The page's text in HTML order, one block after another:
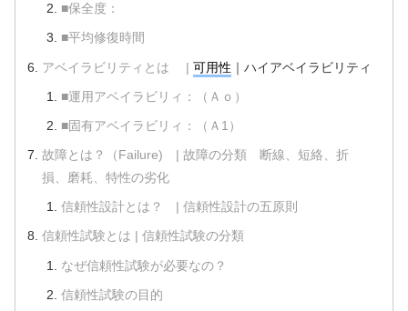
■保全度：
■平均修復時間
アベイラビリティとは | 可用性 ｜ハイアベイラビリティ
■運用アベイラビリィ：（Ａｏ）
■固有アベイラビリィ：（Ａ1）
故障とは？（Failure) | 故障の分類 断線、短絡、折
損、磨耗、特性の劣化
信頼性設計とは？ | 信頼性設計の五原則
信頼性試験とは | 信頼性試験の分類
なぜ信頼性試験が必要なの？
信頼性試験の目的